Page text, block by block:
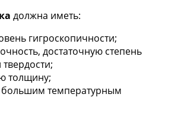
должна иметь:
гигроскопичности;
достаточную степень
толщину;
большим температурным